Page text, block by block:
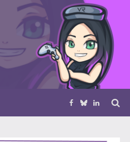
Facebook
BlueskyLinkedIn